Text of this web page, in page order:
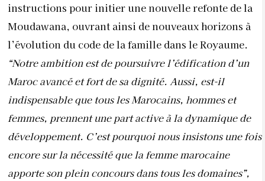
instructions pour initier une nouvelle refonte de la
Moudawana, ouvrant ainsi de nouveaux horizons à
l’évolution du code de la famille dans le Royaume.
“Notre ambition est de poursuivre l’édification d’un
Maroc avancé et fort de sa dignité. Aussi, est-il
indispensable que tous les Marocains, hommes et
femmes, prennent une part active à la dynamique de
développement. C’est pourquoi nous insistons une fois
encore sur la nécessité que la femme marocaine
apporte son plein concours dans tous les domaines”,